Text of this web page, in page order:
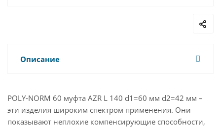
Описание
POLY-NORM 60 муфта AZR L 140 d1=60 мм d2=42 мм –
эти изделия широким спектром применения. Они
показывают неплохие компенсирующие способности,